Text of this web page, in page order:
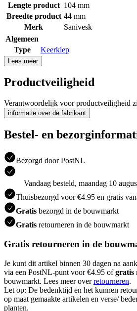
Lengte product 104 mm
Breedte product 44 mm
Merk
Sanivesk
Algemeen
Type
Keerklep
Lees meer
Productveiligheid
Verantwoordelijk voor productveiligheid
informatie over de fabrikant
Bestel- en
Bezorgd door PostNL
Vandaag besteld, maandag 10
Thuisbezorgd voor €4.95 en gratis
Gratis bezorgd in de bouwmarkt
Gratis retourneren in de bouwmarkt
Gratis retourneren in de
Je kunt dit artikel binnen 30 dagen na
via een PostNL-punt voor €4.95 ofgratis
bouwmarkt. Lees meer overretourneren.
Let op: De bedenktijd en het kunnen
op maat gemaakte artikelen en verse/
planten.